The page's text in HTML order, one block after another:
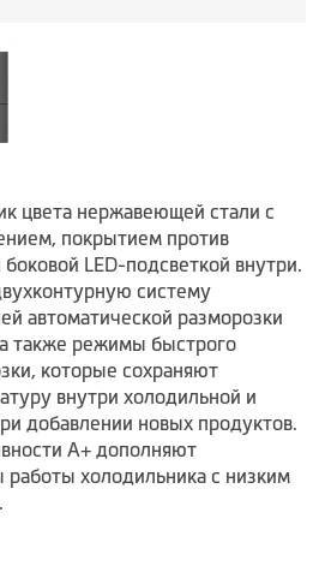
цвета нержавеющей стали с
покрытием против
LED-подсветкой внутри.
систему
автоматической разморозки
также режимы быстрого
которые сохраняют
внутри холодильной и
добавлении новых продуктов.
А+ дополняют
холодильника с низким